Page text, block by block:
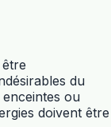
du
ou
doivent être